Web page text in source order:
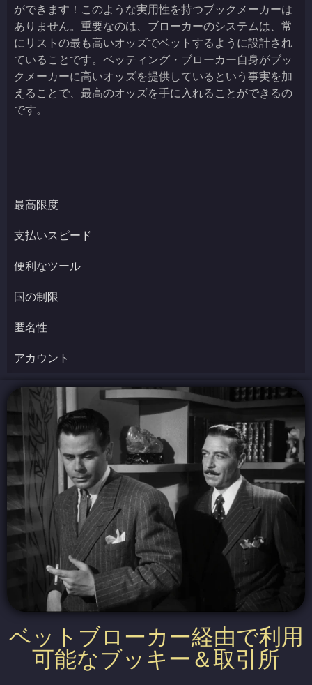
ができます！このような実用性を持つブックメーカーは
ありません。重要なのは、ブローカーのシステムは、常
にリストの最も高いオッズでベットするように設計され
ていることです。ベッティング・ブローカー自身がブッ
クメーカーに高いオッズを提供しているという事実を加
えることで、最高のオッズを手に入れることができるの
です。
最高限度
支払いスピード
便利なツール
国の制限
匿名性
アカウント
ベットブローカー経由で利用
可能なブッキー＆取引所